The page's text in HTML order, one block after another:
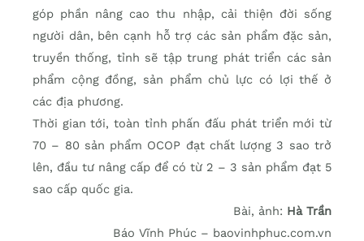
góp phần nâng cao thu nhập, cải thiện đời sống
người dân, bên cạnh hỗ trợ các sản phẩm đặc sản,
truyền thống, tỉnh sẽ tập trung phát triển các sản
phẩm cộng đồng, sản phẩm chủ lực có lợi thế ở
các địa phương.
Thời gian tới, toàn tỉnh phấn đấu phát triển mới từ
70 – 80 sản phẩm OCOP đạt chất lượng 3 sao trở
lên, đầu tư nâng cấp để có từ 2 – 3 sản phẩm đạt 5
sao cấp quốc gia.
Bài, ảnh: Hà Trần
Báo Vĩnh Phúc – baovinhphuc.com.vn